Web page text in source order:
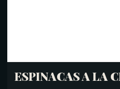
ESPINACAS A LA